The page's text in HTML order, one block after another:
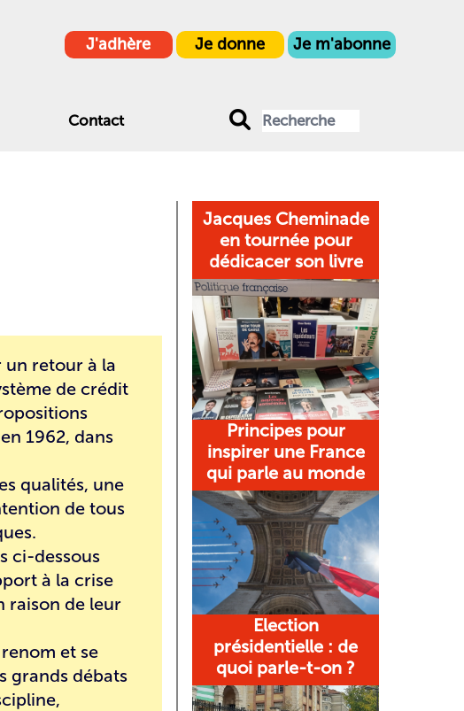
J'adhère Je donne Je m'abonne
Contact
un retour à la
decrédit
1962, dans
qualités, une
de tous
ci-dessous
à la crise
raison de leur
et se
grands débats
Jacques Cheminade
en tournée pour
dédicacer son livre
Principes pour
inspirer une France
qui parle au monde
Election
présidentielle : de
quoi parle-t-on ?